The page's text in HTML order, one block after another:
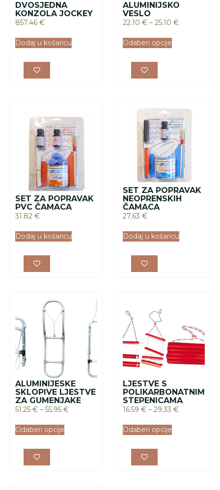
DVOSJEDNA
KONZOLA JOCKEY
857.46 €
Dodaj u košaricu
ALUMINIJSKO
VESLO
22.10 € – 25.10 €
Odaberi opcije
SET ZA POPRAVAK
PVC ČAMACA
31.82 €
Dodaj u košaricu
SET ZA POPRAVAK
NEOPRENSKIH
ČAMACA
27.63 €
Dodaj u košaricu
ALUMINIJESKE
SKLOPIVE LJESTVE
ZA GUMENJAKE
51.25 € – 55.95 €
Odaberi opcije
LJESTVE S
POLIKARBONATNIM
STEPENICAMA
16.59 € – 29.33 €
Odaberi opcije